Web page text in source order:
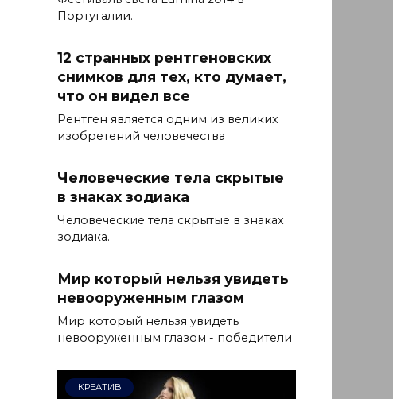
Португалии.
12 странных рентгеновских
снимков для тех, кто думает,
что он видел все
Рентген является одним из великих
изобретений человечества
Человеческие тела скрытые
в знаках зодиака
Человеческие тела скрытые в знаках
зодиака.
Мир который нельзя увидеть
невооруженным глазом
Мир который нельзя увидеть
невооруженным глазом - победители
КРЕАТИВ